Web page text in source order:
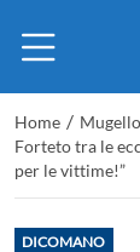
Home / Mugello
Forteto tra le
per le vittime!”
DICOMANO